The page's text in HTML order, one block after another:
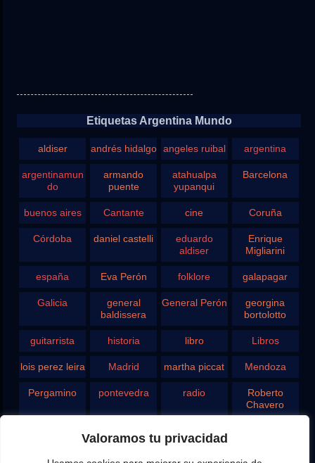
Valoramos tu privacidad
Etiquetas Argentina Mundo
aldiser andrés hidalgo angeles ruibal argentina
argentinamun
do
armando
puente
atahualpa
yupanqui
Barcelona
buenos aires Cantante cine Coruña
Córdoba daniel castelli
eduardo
aldiser
Enrique
Migliarini
españa Eva Perón folklore galapagar
Galicia
general
baldissera
General Perón
georgina
bortolotto
guitarrista historia libro Libros
lois perez leira Madrid martha piccat Mendoza
Pergamino pontevedra radio
Roberto
Chavero